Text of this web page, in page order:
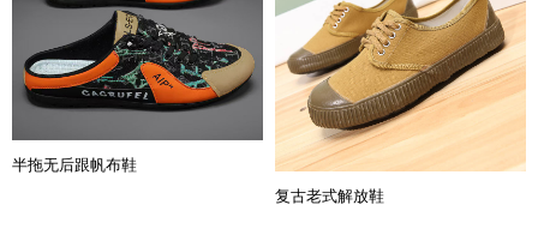
半拖无后跟帆布鞋
复古老式解放鞋